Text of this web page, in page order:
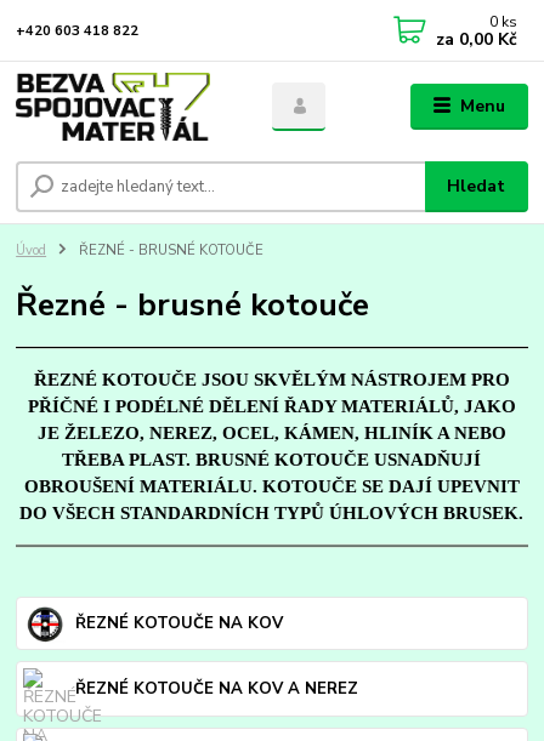
Menu
Hledat
+420 603 418 822 0 ks
za 0,00 Kč
Úvod ŘEZNÉ - BRUSNÉ KOTOUČE
Řezné - brusné kotouče
ŘEZNÉ KOTOUČE JSOU SKVĚLÝM NÁSTROJEM PRO
PŘÍČNÉ I PODÉLNÉ DĚLENÍ ŘADY MATERIÁLŮ, JAKO
JE ŽELEZO, NEREZ, OCEL, KÁMEN, HLINÍK A NEBO
TŘEBA PLAST. BRUSNÉ KOTOUČE USNADŇUJÍ
OBROUŠENÍ MATERIÁLU. KOTOUČE SE DAJÍ UPEVNIT
DO VŠECH STANDARDNÍCH TYPŮ ÚHLOVÝCH BRUSEK.
ŘEZNÉ KOTOUČE NA KOV
ŘEZNÉ KOTOUČE NA KOV A NEREZ